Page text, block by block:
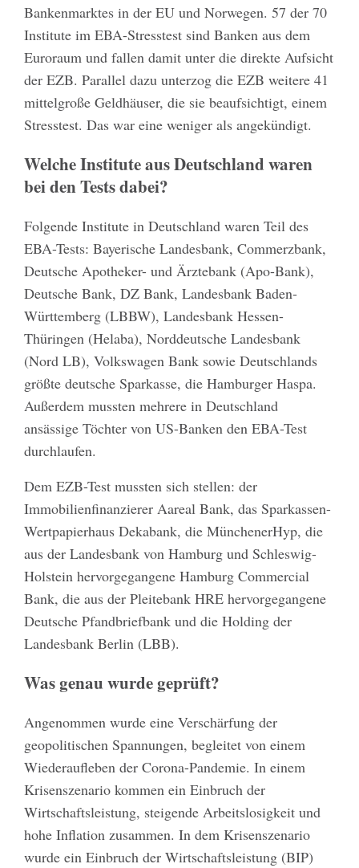
Bankenmarktes in der EU und Norwegen. 57 der 70
Institute im EBA-Stresstest sind Banken aus dem
Euroraum und fallen damit unter die direkte Aufsicht
der EZB. Parallel dazu unterzog die EZB weitere 41
mittelgroße Geldhäuser, die sie beaufsichtigt, einem
Stresstest. Das war eine weniger als angekündigt.
Welche Institute aus Deutschland waren
bei den Tests dabei?
Folgende Institute in Deutschland waren Teil des
EBA-Tests: Bayerische Landesbank, Commerzbank,
Deutsche Apotheker- und Ärztebank (Apo-Bank),
Deutsche Bank, DZ Bank, Landesbank Baden-
Württemberg (LBBW), Landesbank Hessen-
Thüringen (Helaba), Norddeutsche Landesbank
(Nord LB), Volkswagen Bank sowie Deutschlands
größte deutsche Sparkasse, die Hamburger Haspa.
Außerdem mussten mehrere in Deutschland
ansässige Töchter von US-Banken den EBA-Test
durchlaufen.
Dem EZB-Test mussten sich stellen: der
Immobilienfinanzierer Aareal Bank, das Sparkassen-
Wertpapierhaus Dekabank, die MünchenerHyp, die
aus der Landesbank von Hamburg und Schleswig-
Holstein hervorgegangene Hamburg Commercial
Bank, die aus der Pleitebank HRE hervorgegangene
Deutsche Pfandbriefbank und die Holding der
Landesbank Berlin (LBB).
Was genau wurde geprüft?
Angenommen wurde eine Verschärfung der
geopolitischen Spannungen, begleitet von einem
Wiederaufleben der Corona-Pandemie. In einem
Krisenszenario kommen ein Einbruch der
Wirtschaftsleistung, steigende Arbeitslosigkeit und
hohe Inflation zusammen. In dem Krisenszenario
wurde ein Einbruch der Wirtschaftsleistung (BIP)